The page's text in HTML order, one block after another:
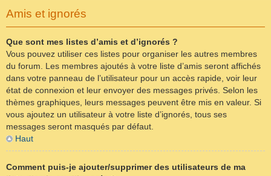
Amis et ignorés
Que sont mes listes d’amis et d’ignorés ?
Vous pouvez utiliser ces listes pour organiser les autres membres
du forum. Les membres ajoutés à votre liste d’amis seront affichés
dans votre panneau de l’utilisateur pour un accès rapide, voir leur
état de connexion et leur envoyer des messages privés. Selon les
thèmes graphiques, leurs messages peuvent être mis en valeur. Si
vous ajoutez un utilisateur à votre liste d’ignorés, tous ses
messages seront masqués par défaut.
Haut
Comment puis-je ajouter/supprimer des utilisateurs de ma